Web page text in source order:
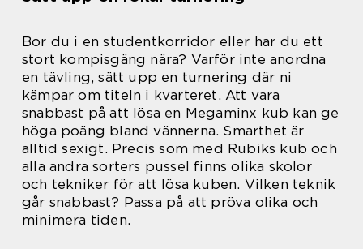
Bor du i en studentkorridor eller har du ett
stort kompisgäng nära? Varför inte anordna
en tävling, sätt upp en turnering där ni
kämpar om titeln i kvarteret. Att vara
snabbast på att lösa en Megaminx kub kan ge
höga poäng bland vännerna. Smarthet är
alltid sexigt. Precis som med Rubiks kub och
alla andra sorters pussel finns olika skolor
och tekniker för att lösa kuben. Vilken teknik
går snabbast? Passa på att pröva olika och
minimera tiden.